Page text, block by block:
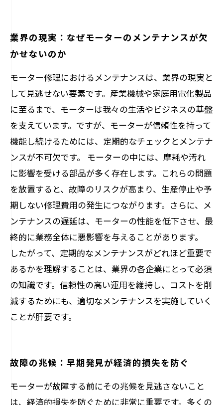
業界の現実：なぜモーターのメンテナンスが欠
かせないのか
モーター修理におけるメンテナンスは、業界の現実と
して見逃せない要素です。産業機械や家庭用電化製品
に至るまで、モーターは我々の生活やビジネスの基盤
を支えています。ですが、モーターが信頼性を持って
機能し続けるためには、定期的なチェックとメンテナ
ンスが不可欠です。 モーターの中には、摩耗や汚れ
に影響を受ける部品が多く存在します。これらの問題
を放置すると、故障のリスクが高まり、生産停止や予
期しない修理費用の発生につながります。さらに、メ
ンテナンスの遅延は、モーターの性能を低下させ、最
終的に業務全体に悪影響を与えることがあります。
したがって、定期的なメンテナンスがどれほど重要で
あるかを理解することは、業界の各企業にとって必須
の知識です。信頼性の高い運用を維持し、コストを削
減するためにも、適切なメンテナンスを実施していく
ことが肝要です。
故障の兆候：早期発見が経済的損失を防ぐ
モーターが故障する前にその兆候を見逃さないこと
は、経済的損失を防ぐために非常に重要です。多くの